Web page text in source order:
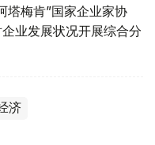
塔梅肯”国家企业家协
业发展状况开展综合分
济